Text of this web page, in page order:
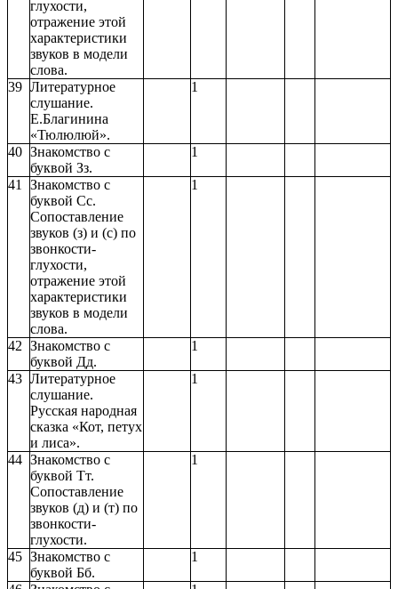
глухости,
отражение этой
характеристики
звуков в модели
слова.
39 Литературное
слушание.
Е.Благинина
«Тюлюлюй».
1
40 Знакомство с
буквой Зз.
1
41
Знакомство с
буквой Сс.
Сопоставление
звуков (з) и (с) по
звонкости-
глухости,
отражение этой
характеристики
звуков в модели
слова.
1
42 Знакомство с
буквой Дд.
1
43 Литературное
слушание.
Русская народная
сказка «Кот, петух
и лиса».
1
44 Знакомство с
буквой Тт.
Сопоставление
звуков (д) и (т) по
звонкости-
глухости.
1
45 Знакомство с
буквой Бб.
1